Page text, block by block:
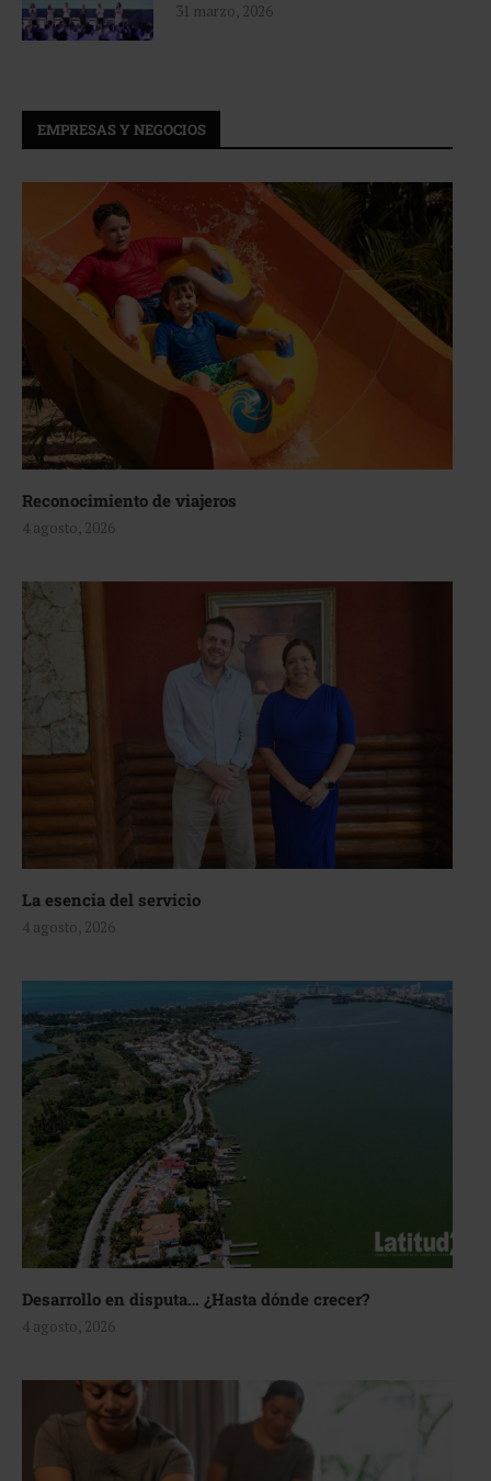
31 marzo, 2026
EMPRESAS Y NEGOCIOS
Reconocimiento de viajeros
4 agosto, 2026
La esencia del servicio
4 agosto, 2026
Desarrollo en disputa… ¿Hasta dónde crecer?
4 agosto, 2026